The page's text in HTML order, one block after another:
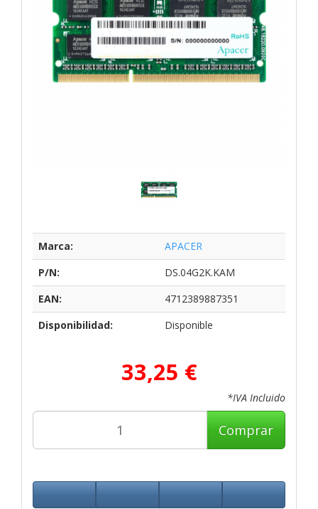
Marca:
APACER
P/N:
DS.04G2K.KAM
EAN:
4712389887351
Disponibilidad:
Disponible
33,25 €
*IVA Incluido
Comprar